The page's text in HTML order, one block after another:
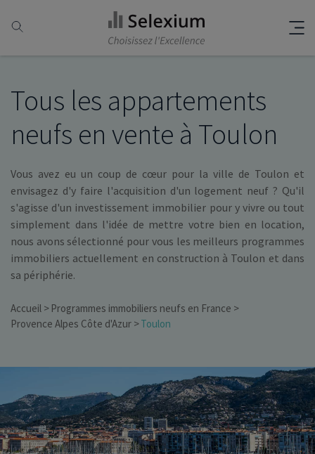
Tous les appartements
neufs en vente à Toulon
Vous avez eu un coup de cœur pour la ville de Toulon et
envisagez d'y faire l'acquisition d'un logement neuf ? Qu'il
s'agisse d'un investissement immobilier pour y vivre ou tout
simplement dans l'idée de mettre votre bien en location,
nous avons sélectionné pour vous les meilleurs programmes
immobiliers actuellement en construction à Toulon et dans
sa périphérie.
Accueil
Programmes immobiliers neufs en France
Provence Alpes Côte d'Azur
Toulon